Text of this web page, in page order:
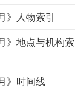
》人物索引
》地点与机构索
》时间线